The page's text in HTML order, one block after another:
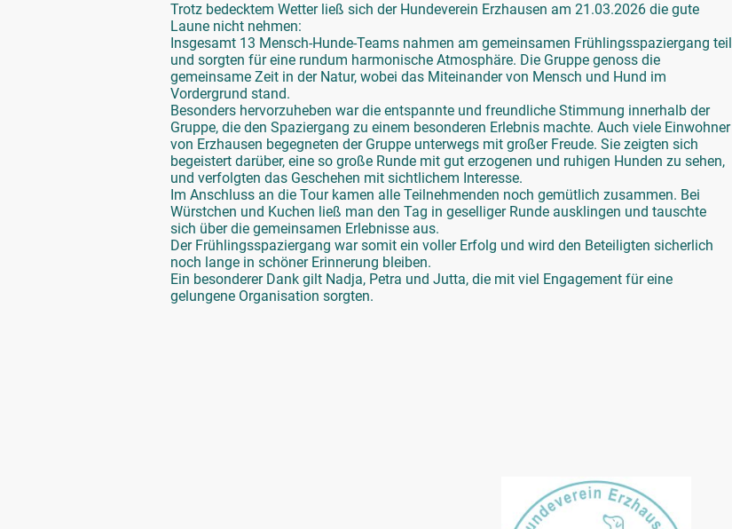
Trotz bedecktem Wetter ließ sich der Hundeverein Erzhausen am 21.03.2026 die gute
Laune nicht nehmen:
Insgesamt 13 Mensch-Hunde-Teams nahmen am gemeinsamen Frühlingsspaziergang teil
und sorgten für eine rundum harmonische Atmosphäre. Die Gruppe genoss die
gemeinsame Zeit in der Natur, wobei das Miteinander von Mensch und Hund im
Vordergrund stand.
Besonders hervorzuheben war die entspannte und freundliche Stimmung innerhalb der
Gruppe, die den Spaziergang zu einem besonderen Erlebnis machte. Auch viele Einwohner
von Erzhausen begegneten der Gruppe unterwegs mit großer Freude. Sie zeigten sich
begeistert darüber, eine so große Runde mit gut erzogenen und ruhigen Hunden zu sehen,
und verfolgten das Geschehen mit sichtlichem Interesse.
Im Anschluss an die Tour kamen alle Teilnehmenden noch gemütlich zusammen. Bei
Würstchen und Kuchen ließ man den Tag in geselliger Runde ausklingen und tauschte
sich über die gemeinsamen Erlebnisse aus.
Der Frühlingsspaziergang war somit ein voller Erfolg und wird den Beteiligten sicherlich
noch lange in schöner Erinnerung bleiben.
Ein besonderer Dank gilt Nadja, Petra und Jutta, die mit viel Engagement für eine
gelungene Organisation sorgten.